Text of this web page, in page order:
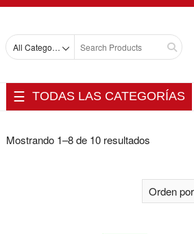
Skip
content
Search
TODAS LAS CATEGORÍAS
Mostrando 1–8 de 10 resultados